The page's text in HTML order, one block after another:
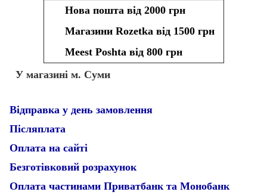
Нова пошта від 2000 грн
Магазини Rozetka від 1500 грн
Meest Poshta від 800 грн
У магазині м. Суми
Відправка у день замовлення
Післяплата
Оплата на сайті
Безготівковий розрахунок
Оплата частинами Приватбанк та Монобанк